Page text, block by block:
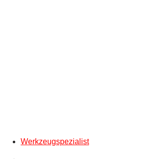
Werkzeugspezialist